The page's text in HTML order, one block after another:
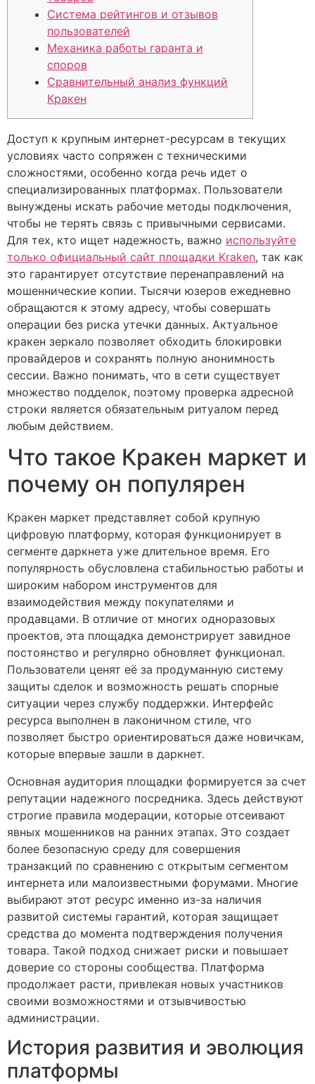
Система рейтингов и отзывов
пользователей
Механика работы гаранта и
споров
Сравнительный анализ функций
Кракен
Доступ к крупным интернет-ресурсам в текущих
условиях часто сопряжен с техническими
сложностями, особенно когда речь идет о
специализированных платформах. Пользователи
вынуждены искать рабочие методы подключения,
чтобы не терять связь с привычными сервисами.
Для тех, кто ищет надежность, важно используйте
только официальный сайт площадки Kraken, так как
это гарантирует отсутствие перенаправлений на
мошеннические копии. Тысячи юзеров ежедневно
обращаются к этому адресу, чтобы совершать
операции без риска утечки данных. Актуальное
кракен зеркало позволяет обходить блокировки
провайдеров и сохранять полную анонимность
сессии. Важно понимать, что в сети существует
множество подделок, поэтому проверка адресной
строки является обязательным ритуалом перед
любым действием.
Что такое Кракен маркет и
почему он популярен
Кракен маркет представляет собой крупную
цифровую платформу, которая функционирует в
сегменте даркнета уже длительное время. Его
популярность обусловлена стабильностью работы и
широким набором инструментов для
взаимодействия между покупателями и
продавцами. В отличие от многих одноразовых
проектов, эта площадка демонстрирует завидное
постоянство и регулярно обновляет функционал.
Пользователи ценят её за продуманную систему
защиты сделок и возможность решать спорные
ситуации через службу поддержки. Интерфейс
ресурса выполнен в лаконичном стиле, что
позволяет быстро ориентироваться даже новичкам,
которые впервые зашли в даркнет.
Основная аудитория площадки формируется за счет
репутации надежного посредника. Здесь действуют
строгие правила модерации, которые отсеивают
явных мошенников на ранних этапах. Это создает
более безопасную среду для совершения
транзакций по сравнению с открытым сегментом
интернета или малоизвестными форумами. Многие
выбирают этот ресурс именно из-за наличия
развитой системы гарантий, которая защищает
средства до момента подтверждения получения
товара. Такой подход снижает риски и повышает
доверие со стороны сообщества. Платформа
продолжает расти, привлекая новых участников
своими возможностями и отзывчивостью
администрации.
История развития и эволюция
платформы